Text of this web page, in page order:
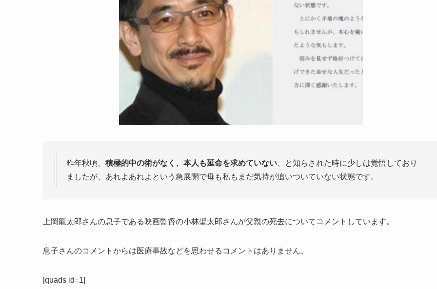
昨年秋頃、 積極的中の術がなく、本人も延命を求めていない 、と知らされた時に少しは覚悟しており
ましたが、あれよあれよという急展開で母も私もまだ気持が追いついていない状態です。
上岡龍太郎さんの息子である映画監督の小林聖太郎さんが父親の死去についてコメントしています。
息子さんのコメントからは医療事故などを思わせるコメントはありません。
[quads id=1]